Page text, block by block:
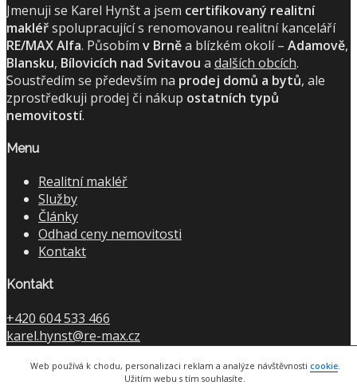
Web používá k chodu, personalizaci reklam a analýze návštěvnosti cookie.
Užitím webu s tím souhlasíte.
Jmenuji se Karel Hynšt a jsem certifikovaný realitní
makléřspolupracující s renomovanou realitní kanceláří
RE/MAX Alfa. Působím v Brněa blízkém okolí – Adamově,
Blansku, Bílovicích nad Svitavou a dalších obcích.
Soustředím se především na prodej domů a bytů, ale
zprostředkuji prodej či nákup ostatních typů
nemovitostí.
Menu
Realitní makléř
Služby
Články
Odhad ceny nemovitosti
Kontakt
Kontakt
+420 604 533 466
karel.hynst@re-max.cz
Brno-Židenice